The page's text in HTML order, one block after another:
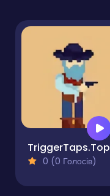
TriggerTaps.Top
0 (0 Голосів)